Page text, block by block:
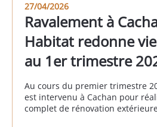
27/04/2026
Ravalement à
Habitat redonne
au 1er trimestre
Au cours du premier trimestre
est intervenu à Cachan pour
complet de rénovation